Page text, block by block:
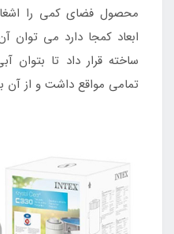
محصول فضای کمی را
ابعاد کمجا دارد می توان
ساخته قرار داد تا بتوان
تمامی مواقع داشت و از آن